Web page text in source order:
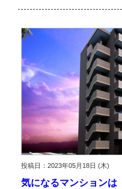
投稿日：2023年05月18日 (木)
気になるマンションは